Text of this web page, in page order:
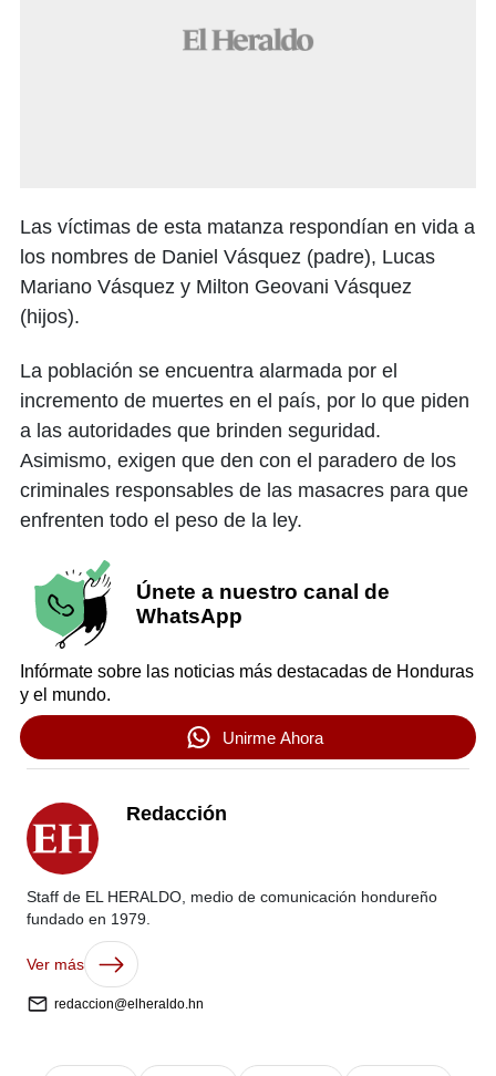
Las víctimas de esta matanza respondían en vida a
los nombres de Daniel Vásquez (padre), Lucas
Mariano Vásquez y Milton Geovani Vásquez
(hijos).
La población se encuentra alarmada por el
incremento de muertes en el país, por lo que piden
a las autoridades que brinden seguridad.
Asimismo, exigen que den con el paradero de los
criminales responsables de las masacres para que
enfrenten todo el peso de la ley.
Únete a nuestro canal de
WhatsApp
Infórmate sobre las noticias más destacadas de Honduras
y el mundo.
Unirme Ahora
Redacción
Staff de EL HERALDO, medio de comunicación hondureño
fundado en 1979.
Ver más
redaccion@elheraldo.hn